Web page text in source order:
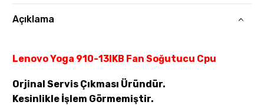
Açıklama
Lenovo Yoga 910-13IKB Fan Soğutucu Cpu
Orjinal Servis Çıkması Üründür.
Kesinlikle İşlem Görmemiştir.